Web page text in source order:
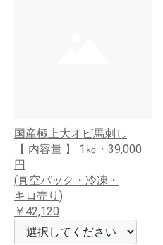
国産極上大オビ馬刺し
【 内容量 】 1㎏・39,000
円
(真空パック・冷凍・
キロ売り)
￥42,120